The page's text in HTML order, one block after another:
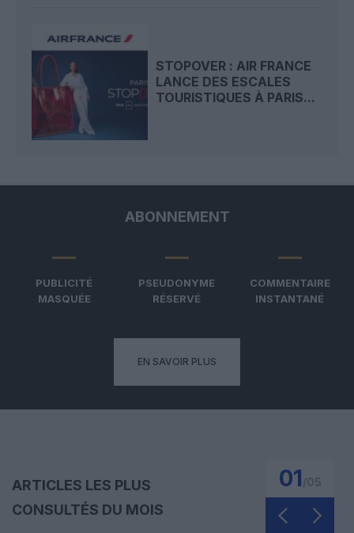
STOPOVER : AIR FRANCE
LANCE DES ESCALES
TOURISTIQUES À PARIS...
ABONNEMENT
PUBLICITÉ
MASQUÉE
PSEUDONYME
RÉSERVÉ
COMMENTAIRE
INSTANTANÉ
EN SAVOIR PLUS
ARTICLES LES PLUS
CONSULTÉS DU MOIS
01